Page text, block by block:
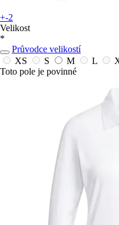
+-2
Velikost
*
Průvodce velikostí
XS
S M L
Toto pole je povinné